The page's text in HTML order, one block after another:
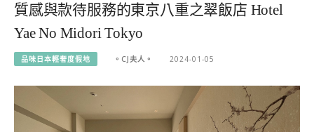
質感與款待服務的東京八重之翠飯店 Hotel
Yae No Midori Tokyo
品味日本輕奢度假地 。CJ夫人。 2024-01-05